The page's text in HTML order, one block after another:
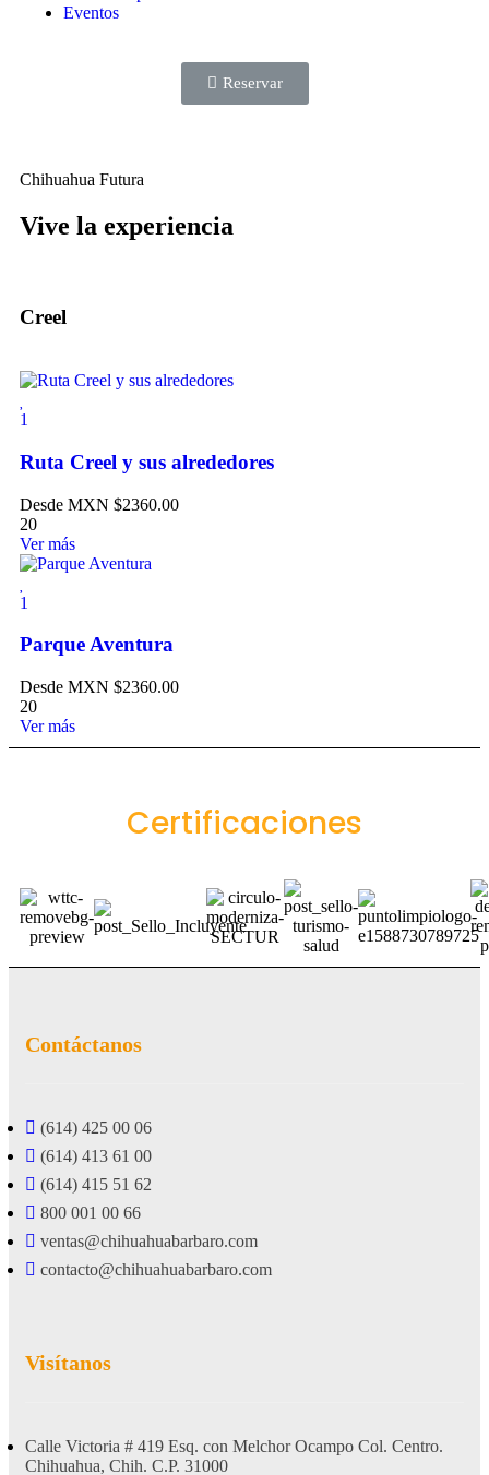
Eventos
Reservar
Chihuahua Futura
Vive la experiencia
Creel
1
Ruta Creel y sus alrededores
Desde MXN $2360.00
20
Ver más
1
Parque Aventura
Desde MXN $2360.00
20
Ver más
Certificaciones
Contáctanos
(614) 425 00 06
(614) 413 61 00
(614) 415 51 62
800 001 00 66
ventas@chihuahuabarbaro.com
contacto@chihuahuabarbaro.com
Visítanos
Calle Victoria # 419 Esq. con Melchor Ocampo Col. Centro.
Chihuahua, Chih. C.P. 31000